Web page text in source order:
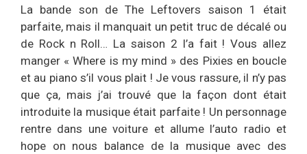
La bande son de The Leftovers saison 1 était
parfaite, mais il manquait un petit truc de décalé ou
de Rock n Roll… La saison 2 l’a fait ! Vous allez
manger « Where is my mind » des Pixies en boucle
et au piano s’il vous plait ! Je vous rassure, il n’y pas
que ça, mais j’ai trouvé que la façon dont était
introduite la musique était parfaite ! Un personnage
rentre dans une voiture et allume l’auto radio et
hope on nous balance de la musique avec des